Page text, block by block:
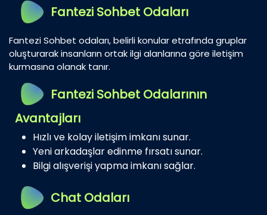
Fantezi Sohbet Odaları
Fantezi Sohbet odaları, belirli konular etrafında gruplar
oluşturarak insanların ortak ilgi alanlarına göre iletişim
kurmasına olanak tanır.
Fantezi Sohbet Odalarının
Avantajları
Hızlı ve kolay iletişim imkanı sunar.
Yeni arkadaşlar edinme fırsatı sunar.
Bilgi alışverişi yapma imkanı sağlar.
Chat Odaları